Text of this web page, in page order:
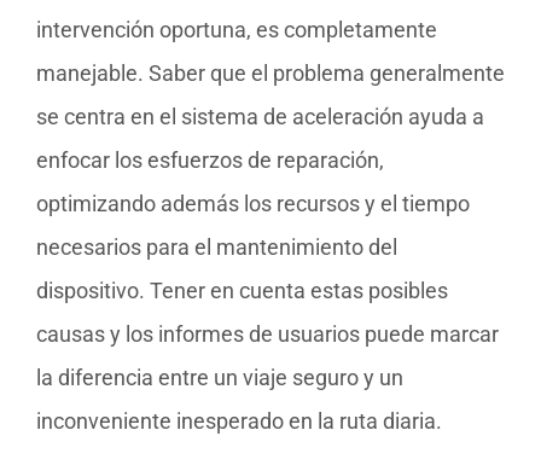
intervención oportuna, es completamente
manejable. Saber que el problema generalmente
se centra en el sistema de aceleración ayuda a
enfocar los esfuerzos de reparación,
optimizando además los recursos y el tiempo
necesarios para el mantenimiento del
dispositivo. Tener en cuenta estas posibles
causas y los informes de usuarios puede marcar
la diferencia entre un viaje seguro y un
inconveniente inesperado en la ruta diaria.